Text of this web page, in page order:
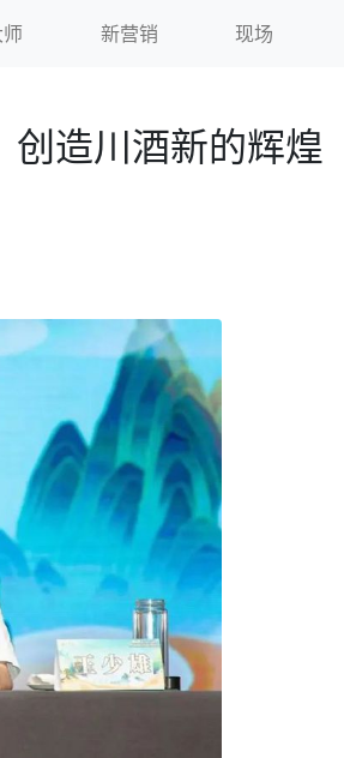
新营销 现场
造川酒新的辉煌